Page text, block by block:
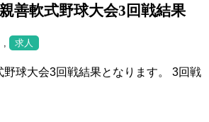
善軟式野球大会3回戦結果
求人
野球大会3回戦結果となります。 3回